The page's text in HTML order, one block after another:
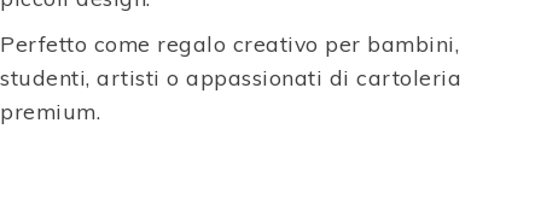
Perfetto come regalo creativo per bambini,
studenti, artisti o appassionati di cartoleria
premium.